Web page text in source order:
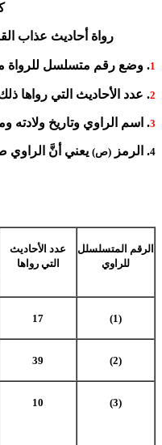
رواة أحاديث عذاب
1
. وضع رقم متسلسل للرواة
2. عدد الأحاديث التي رواها
3. اسم الراوي وتاريخ ولادته
4. الرمز (ص) يعني أنَّ الراوي
الرقم المتسلسلل
للراوي
عدد الأحاديث
التي رواها
(1)
17
(2)
39
(3)
10